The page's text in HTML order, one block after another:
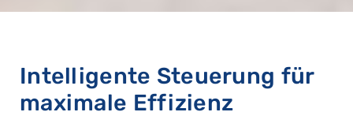
Intelligente Steuerung für
maximale Effizienz